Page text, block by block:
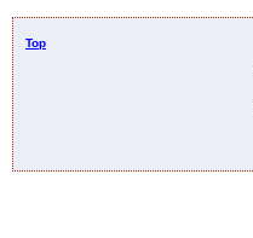
Top